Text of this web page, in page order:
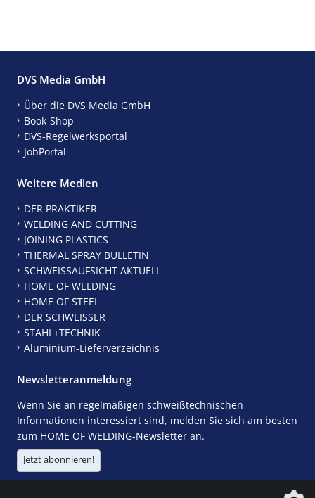
DVS Media GmbH
Über die DVS Media GmbH
Book-Shop
DVS-Regelwerksportal
JobPortal
Weitere Medien
DER PRAKTIKER
WELDING AND CUTTING
JOINING PLASTICS
THERMAL SPRAY BULLETIN
SCHWEISSAUFSICHT AKTUELL
HOME OF WELDING
HOME OF STEEL
DER SCHWEISSER
STAHL+TECHNIK
Aluminium-Lieferverzeichnis
Newsletteranmeldung
Wenn Sie an regelmäßigen schweißtechnischen
Informationen interessiert sind, melden Sie sich am besten
zum HOME OF WELDING-Newsletter an.
Jetzt abonnieren!